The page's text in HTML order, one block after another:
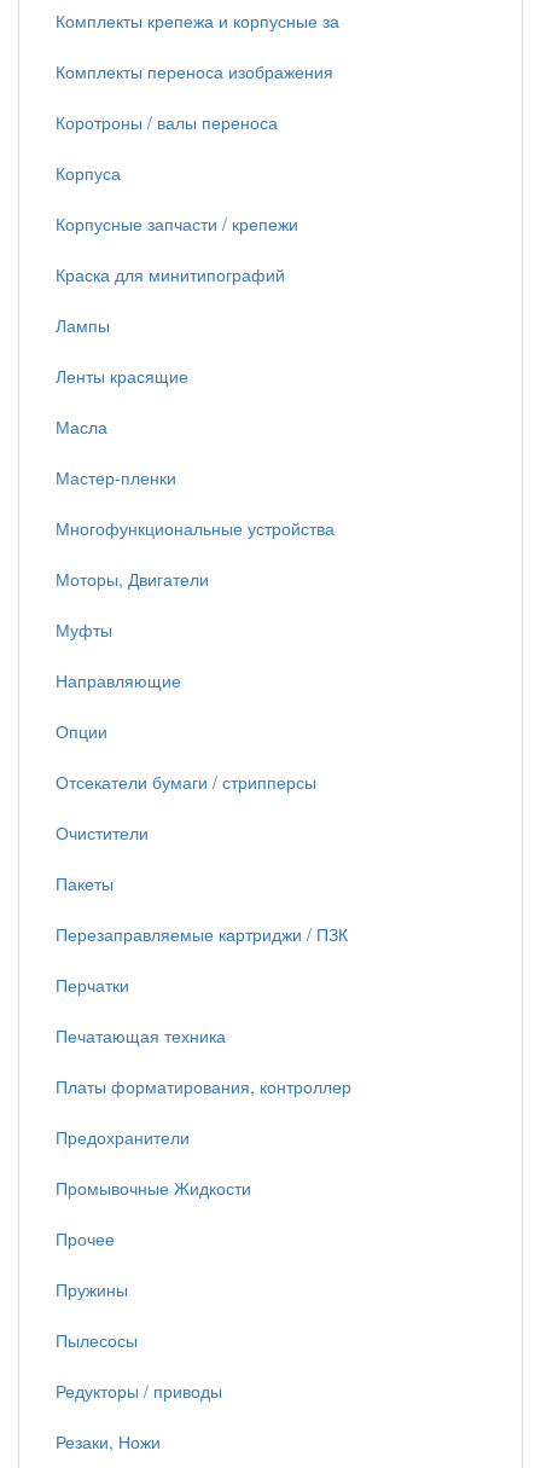
Комплекты крепежа и корпусные за
Комплекты переноса изображения
Коротроны / валы переноса
Корпуса
Корпусные запчасти / крепежи
Краска для минитипографий
Лампы
Ленты красящие
Масла
Мастер-пленки
Многофункциональные устройства
Моторы, Двигатели
Муфты
Направляющие
Опции
Отсекатели бумаги / стрипперсы
Очистители
Пакеты
Перезаправляемые картриджи / ПЗК
Перчатки
Печатающая техника
Платы форматирования, контроллер
Предохранители
Промывочные Жидкости
Прочее
Пружины
Пылесосы
Редукторы / приводы
Резаки, Ножи